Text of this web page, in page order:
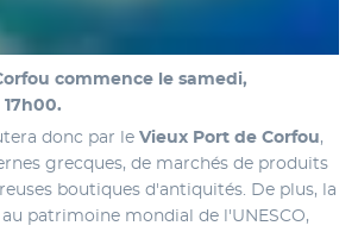
commence le samedi,
donc par le Vieux Port de Corfou,
grecques, de marchés de produits
boutiques d'antiquités. De plus, la
patrimoine mondial de l'UNESCO,